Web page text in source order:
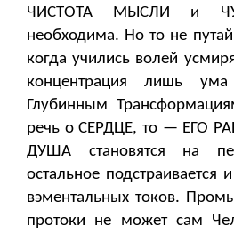
ЧИСТОТА МЫСЛИ и
необходима. Но то не
когда учились волей
концентрация лишь ума
Глубинным
речь о СЕРДЦЕ, то — ЕГО
ДУША становятся на
остальное подстраивается
вэментальных токов.
протоки не может сам